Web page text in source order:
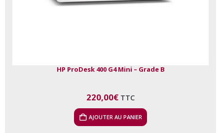
HP ProDesk 400 G4 Mini – Grade B
220,00€ TTC
AJOUTER AU PANIER